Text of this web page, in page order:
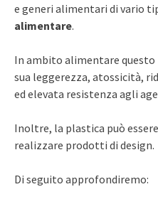
e generi alimentari di vario
alimentare.
In ambito alimentare
sua leggerezza, atossicità,
ed elevata resistenza agli
Inoltre, la plastica può
realizzare prodotti di design.
Di seguito approfondiremo: